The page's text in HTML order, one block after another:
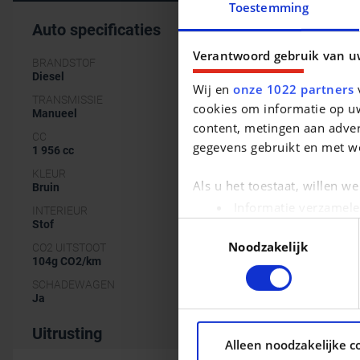
Toestemming
Verantwoord gebruik van
Wij enonze 1022 partners
cookies om informatie op
content, metingen aan
gegevens gebruikt en met
Als u het toestaat, willen
Lees meer over hoe uw
kunt uw toestemming op
We gebruiken cookies om
ons websiteverkeer te
social media, adverteren
Noodzakelijk
Alleen noodzakelijke
Auto specificaties
BRANDSTOF
Diesel
TRANSMISSIE
Manueel
CC
1 956 cc
KLEUR
Bruin
INTERIEUR
Stof
CO2 UITSTOOT
104g CO2/km
SCHADEWAGEN
Ja
Uitrusting